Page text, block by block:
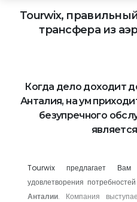
Tourwix,
трансфера из
Когда дело доходит
Анталия, на ум
безупречного
Tourwix предлагает
удовлетворения
Анталии. Компания